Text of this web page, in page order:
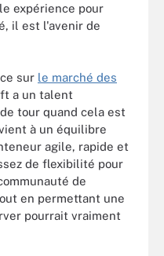
expérience pour
il est l'avenir de
sur le marché des
a un talent
tour quand cela est
à un équilibre
agile, rapide et
de flexibilité pour
de
en permettant une
pourrait vraiment